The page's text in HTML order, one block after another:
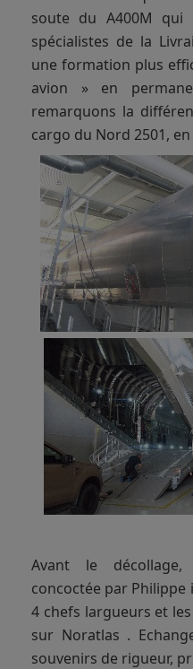
soute du A400M
spécialistes de la
une formation plus
avion » en
remarquons la
cargo du Nord 2501,
Avant le
concoctée par
4 chefs largueurs et
sur Noratlas .
souvenirs de rigueur,